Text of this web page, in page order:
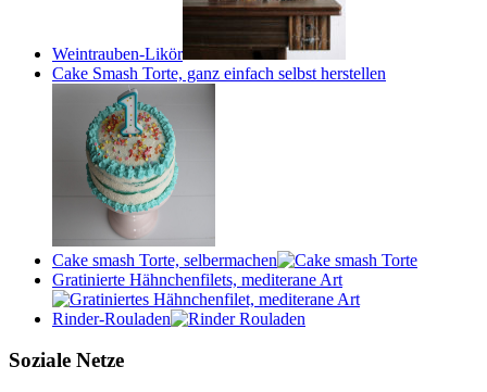
Weintrauben-Likör
Cake Smash Torte, ganz einfach selbst herstellen
Cake smash Torte, selbermachen
Gratinierte Hähnchenfilets, mediterane Art
Rinder-Rouladen
Soziale Netze